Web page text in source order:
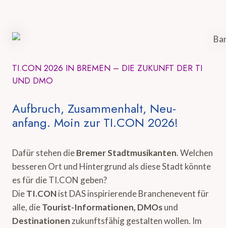
TI.CON 2026 IN BREMEN – DIE ZUKUNFT DER TI
UND DMO
Aufbruch, Zusammenhalt, Neu-
anfang. Moin zur TI.CON 2026!
Dafür stehen dieBremer Stadtmusikanten. Welchen
besseren Ort und Hintergrund als diese Stadt könnte
es für die TI.CON geben?
DieTI.CONist DAS inspirierende Branchenevent für
alle, dieTourist-Informationen, DMOsund
Destinationen zukunftsfähig gestalten wollen. Im